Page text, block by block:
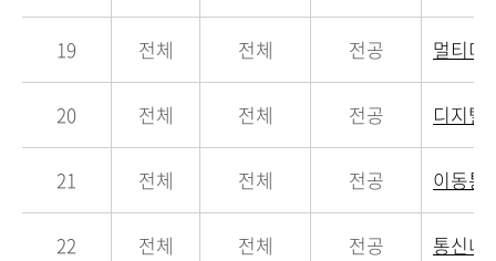
19 전체 전체 전공 멀티미
20 전체 전체 전공 디지털
21 전체 전체 전공 이동통
22 전체 전체 전공 통신네